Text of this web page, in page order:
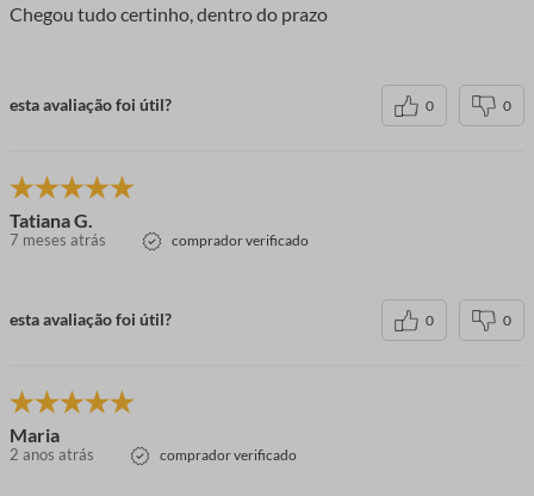
Chegou tudo certinho, dentro do prazo
esta avaliação foi útil? 0 0
Tatiana G.
7 meses atrás comprador verificado
esta avaliação foi útil? 0 0
Maria
2 anos atrás comprador verificado